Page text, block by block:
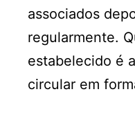
associados
regularmente.
estabelecido é
circular em